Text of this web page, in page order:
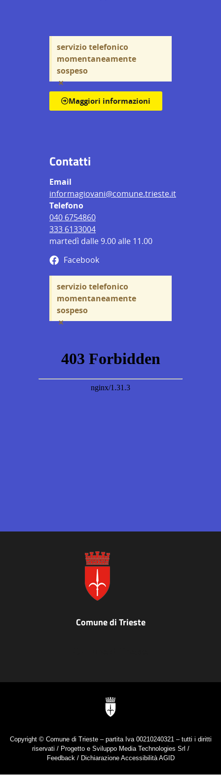
servizio telefonico
momentaneamente
sospeso
×
Maggiori informazioni
Contatti
Email
informagiovani@comune.trieste.it
Telefono
040 6754860
333 6133004
martedì dalle 9.00 alle 11.00
Facebook
servizio telefonico
momentaneamente
sospeso
×
Comune di Trieste
Copyright © Comune di Trieste – partita Iva 00210240321 – tutti i diritti
riservati / Progetto e Sviluppo Media Technologies Srl /
Feedback/ Dichiarazione Accessibilità AGID